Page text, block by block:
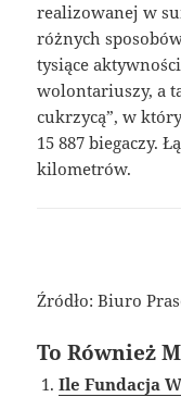
realizowanej w
różnych
tysiące
wolontariuszy, a
cukrzycą”, w
15 887 biegaczy.
kilometrów.
Źródło: Biuro
To Również
Ile Fundacja